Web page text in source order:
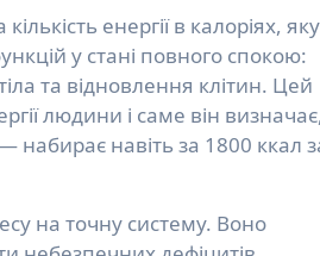
у стані повного спокою:
та відновлення клітин. Цей
людини і саме він визначає,
набирає навіть за 1800 ккал
на точну систему. Воно